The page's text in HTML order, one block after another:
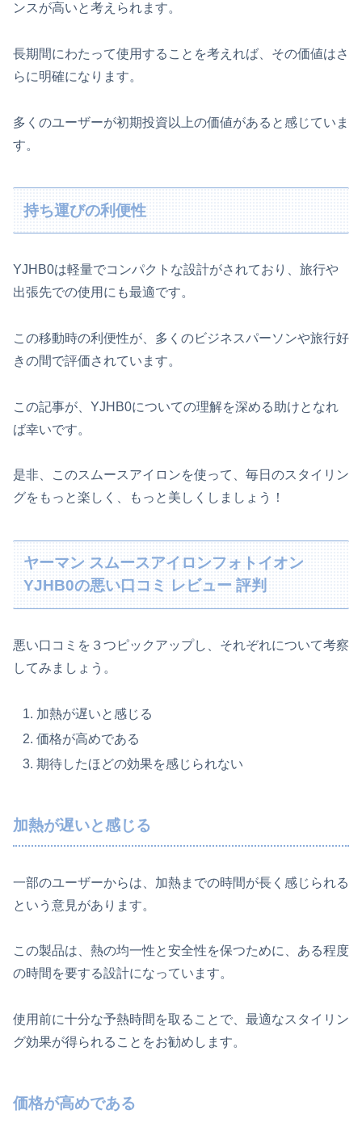
ンスが高いと考えられます。
長期間にわたって使用することを考えれば、その価値はさ
らに明確になります。
多くのユーザーが初期投資以上の価値があると感じていま
す。
持ち運びの利便性
YJHB0は軽量でコンパクトな設計がされており、旅行や
出張先での使用にも最適です。
この移動時の利便性が、多くのビジネスパーソンや旅行好
きの間で評価されています。
この記事が、YJHB0についての理解を深める助けとなれ
ば幸いです。
是非、このスムースアイロンを使って、毎日のスタイリン
グをもっと楽しく、もっと美しくしましょう！
ヤーマン スムースアイロンフォトイオン
YJHB0の悪い口コミ レビュー 評判
悪い口コミを３つピックアップし、それぞれについて考察
してみましょう。
加熱が遅いと感じる
価格が高めである
期待したほどの効果を感じられない
加熱が遅いと感じる
一部のユーザーからは、加熱までの時間が長く感じられる
という意見があります。
この製品は、熱の均一性と安全性を保つために、ある程度
の時間を要する設計になっています。
使用前に十分な予熱時間を取ることで、最適なスタイリン
グ効果が得られることをお勧めします。
価格が高めである